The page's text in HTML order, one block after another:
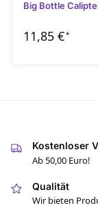
Big Bottle
11,85 €*
Kostenloser
Ab 50,00 Euro!
Qualität
Wir bieten